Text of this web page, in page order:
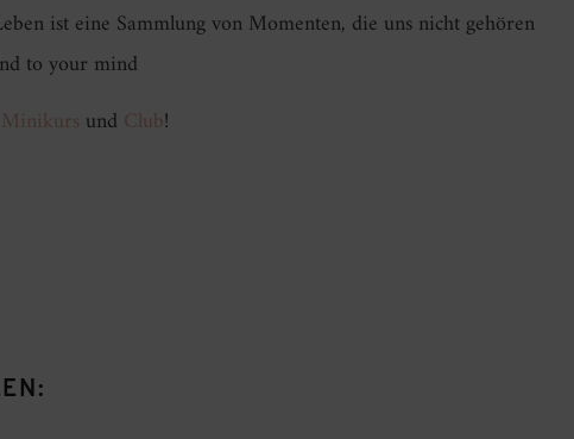
ist eine Sammlung von Momenten, die uns nicht gehören
to your mind
Minikurs und Club!